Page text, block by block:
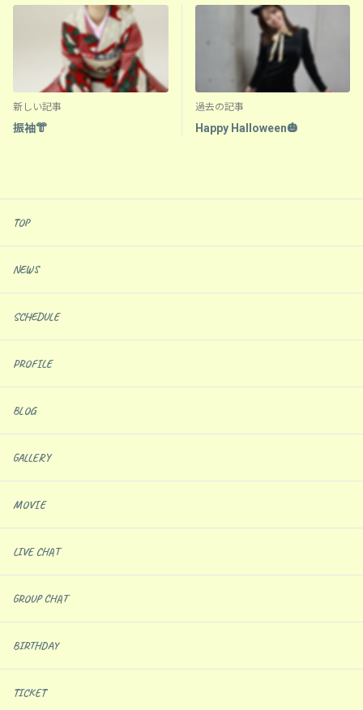
新しい記事
振袖👘
過去の記事
Happy Halloween🎃
TOP
NEWS
SCHEDULE
PROFILE
BLOG
GALLERY
MOVIE
LIVE CHAT
GROUP CHAT
BIRTHDAY
TICKET